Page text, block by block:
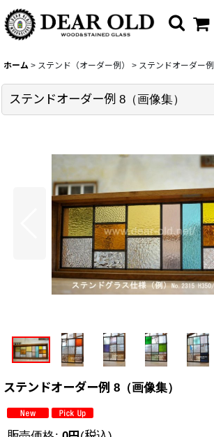
ホーム > ステンド（オーダー例） > ステンドオーダー例
ステンドオーダー例 8（画像集）
ステンドオーダー例 8（画像集）